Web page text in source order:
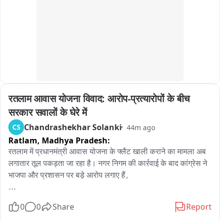
रतलाम आवास योजना विवाद: आरोप-प्रत्यारोपों के बीच
सरकार सवालों के घेरे में
CS Chandrashekhar Solanki 44m ago
Ratlam, Madhya Pradesh:
रतलाम में प्रधानमंत्री आवास योजना के फ्लैट खाली कराने का मामला अब
लगातार तूल पकड़ता जा रहा है। नगर निगम की कार्रवाई के बाद कांग्रेस ने
भाजपा और प्रशासन पर बड़े आरोप लगाए हैं。
हजार रुपये जमा करवाए गए और फिर उन्हें एक लाख 80 हजार रुपये का
0 0 Share Report